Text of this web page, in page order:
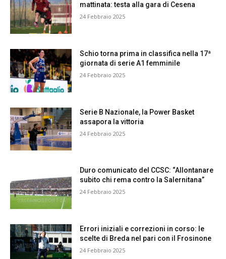
mattinata: testa alla gara di Cesena
24 Febbraio 2025
Schio torna prima in classifica nella 17ª
giornata di serie A1 femminile
24 Febbraio 2025
Serie B Nazionale, la Power Basket
assapora la vittoria
24 Febbraio 2025
Duro comunicato del CCSC: “Allontanare
subito chi rema contro la Salernitana”
24 Febbraio 2025
Errori iniziali e correzioni in corso: le
scelte di Breda nel pari con il Frosinone
24 Febbraio 2025